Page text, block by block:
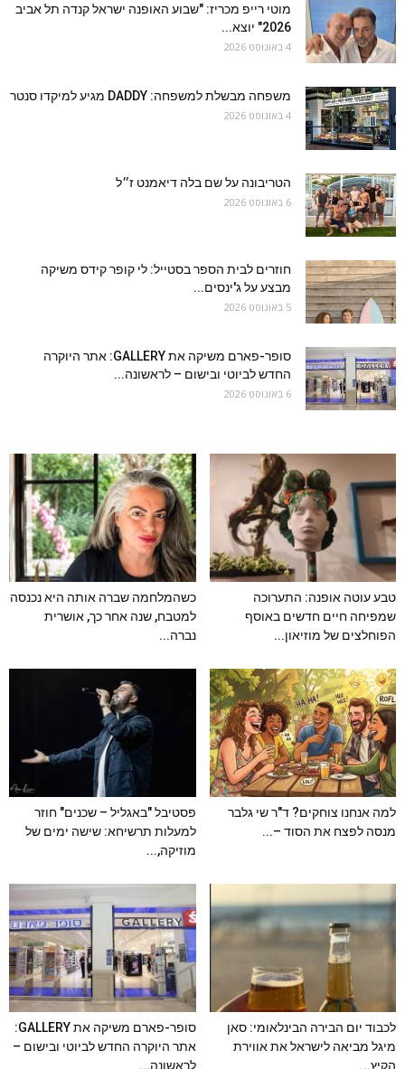
מוטי רייפ מכריז: "שבוע האופנה ישראל קנדה תל אביב
2026" יוצא...
4 באוגוסט 2026
משפחה מבשלת למשפחה: DADDY מגיע למיקדו סנטר
4 באוגוסט 2026
הטריבונה על שם בלה דיאמנט ז״ל
6 באוגוסט 2026
חוזרים לבית הספר בסטייל: לי קופר קידס משיקה
מבצע על ג'ינסים...
5 באוגוסט 2026
סופר-פארם משיקה את GALLERY: אתר היוקרה
החדש לביוטי ובישום – לראשונה...
6 באוגוסט 2026
טבע עוטה אופנה: התערוכה
שמפיחה חיים חדשים באוסף
הפוחלצים של מוזיאון...
כשהמלחמה שברה אותה היא נכנסה
למטבח, שנה אחר כך, אושרית
נברה...
למה אנחנו צוחקים? ד"ר שי גלבר
מנסה לפצח את הסוד –...
פסטיבל "באגליל – שכנים" חוזר
למעלות תרשיחא: שישה ימים של
מוזיקה,...
לכבוד יום הבירה הבינלאומי: סאן
מיגל מביאה לישראל את אווירת
הקיץ...
סופר-פארם משיקה את GALLERY:
אתר היוקרה החדש לביוטי ובישום –
לראשונה...